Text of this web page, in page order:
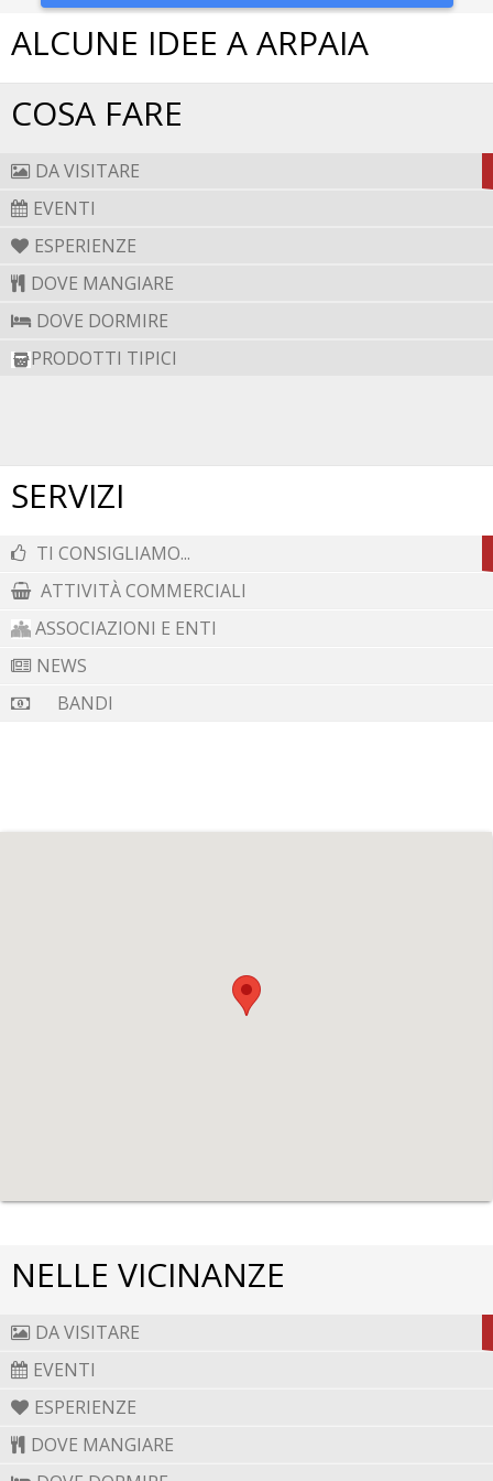
• La Chiesa Parrocchiale San Michele Arcangelo
"
ALCUNE IDEE A ARPAIA
COSA FARE
DA VISITARE
EVENTI
ESPERIENZE
DOVE MANGIARE
DOVE DORMIRE
PRODOTTI TIPICI
SERVIZI
TI CONSIGLIAMO...
ATTIVITÀ COMMERCIALI
ASSOCIAZIONI E ENTI
NEWS
BANDI
NELLE VICINANZE
DA VISITARE
EVENTI
ESPERIENZE
DOVE MANGIARE